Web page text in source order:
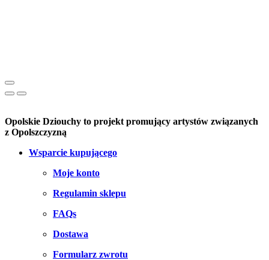
Opolskie Dziouchy to projekt promujący artystów związanych
z Opolszczyzną
Wsparcie kupującego
Moje konto
Regulamin sklepu
FAQs
Dostawa
Formularz zwrotu